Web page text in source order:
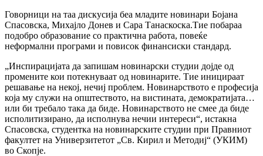
Говорници на таа дискусија беа младите новинари Бојана
Спасовска, Михајло Донев и Сара Танаскоска.Тие побараа
подобро образование со практична работа, повеќе
неформални програми и повисок финансиски стандард.
„Инспирацијата да запишам новинарски студии дојде од
промените кои потекнуваат од новинарите. Тие иницираат
решавање на некој, нечиј проблем. Новинарството е професија
која му служи на општеството, на вистината, демократијата…
или би требало така да биде. Новинарството не смее да биде
исполитизирано, да исполнува нечии интереси“, истакна
Спасовска, студентка на новинарските студии при Правниот
факултет на Универзитетот „Св. Кирил и Методиј“ (УКИМ)
во Скопје.